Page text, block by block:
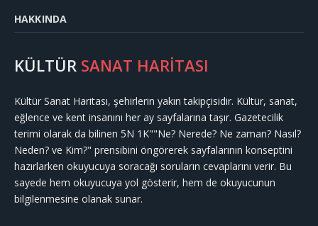
HAKKINDA
KÜLTÜR SANAT HARİTASI
Kültür Sanat Haritası, şehirlerin yakın takipçisidir. Kültür, sanat,
eğlence ve kent insanını her ay sayfalarına taşır. Gazetecilik
terimi olarak da bilinen 5N 1K""Ne? Nerede? Ne zaman? Nasıl?
Neden? ve Kim?" prensibini öngörerek sayfalarının konseptini
hazırlarken okuyucuya soracağı soruların cevaplarını verir. Bu
sayede hem okuyucuya yol gösterir, hem de okuyucunun
bilgilenmesine olanak sunar.